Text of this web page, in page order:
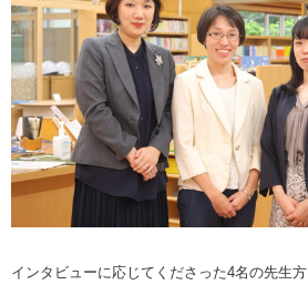
インタビューに応じてくださった4名の先生方